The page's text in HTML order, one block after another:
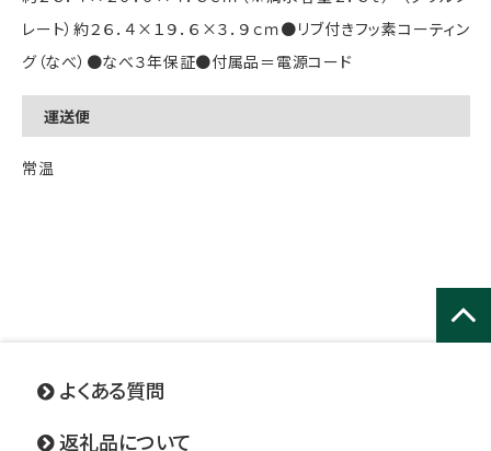
レート）約２６．４×１９．６×３．９ｃｍ●リブ付きフッ素コーティン
グ（なべ）●なべ３年保証●付属品＝電源コード
運送便
常温
ページ
よくある質問
返礼品について